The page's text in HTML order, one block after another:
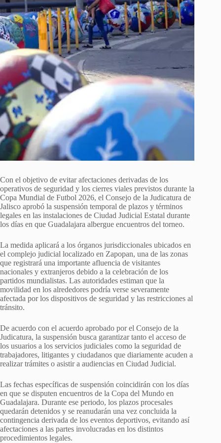
Con el objetivo de evitar afectaciones derivadas de los
operativos de seguridad y los cierres viales previstos durante la
Copa Mundial de Futbol 2026, el Consejo de la Judicatura de
Jalisco aprobó la suspensión temporal de plazos y términos
legales en las instalaciones de Ciudad Judicial Estatal durante
los días en que Guadalajara albergue encuentros del torneo.
La medida aplicará a los órganos jurisdiccionales ubicados en
el complejo judicial localizado en Zapopan, una de las zonas
que registrará una importante afluencia de visitantes
nacionales y extranjeros debido a la celebración de los
partidos mundialistas. Las autoridades estiman que la
movilidad en los alrededores podría verse severamente
afectada por los dispositivos de seguridad y las restricciones al
tránsito.
De acuerdo con el acuerdo aprobado por el Consejo de la
Judicatura, la suspensión busca garantizar tanto el acceso de
los usuarios a los servicios judiciales como la seguridad de
trabajadores, litigantes y ciudadanos que diariamente acuden a
realizar trámites o asistir a audiencias en Ciudad Judicial.
Las fechas específicas de suspensión coincidirán con los días
en que se disputen encuentros de la Copa del Mundo en
Guadalajara. Durante ese periodo, los plazos procesales
quedarán detenidos y se reanudarán una vez concluida la
contingencia derivada de los eventos deportivos, evitando así
afectaciones a las partes involucradas en los distintos
procedimientos legales.